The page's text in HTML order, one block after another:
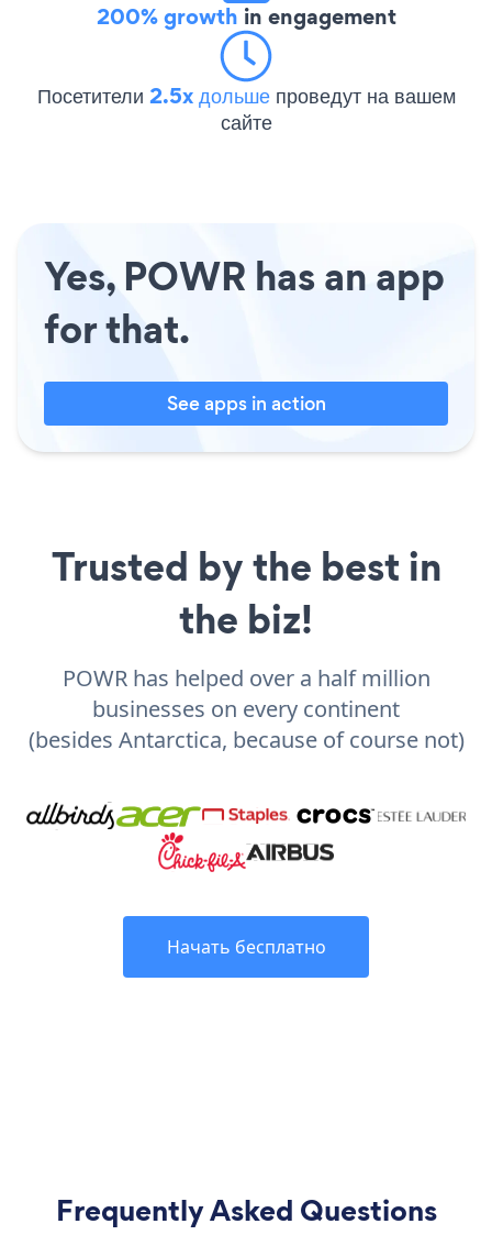
200% growth in engagement
Посетители 2.5x дольше проведут на вашем
сайте
Yes, POWR has an app
for that.
See apps in action
Trusted by the best in
the biz!
POWR has helped over a half million
businesses on every continent
(besides Antarctica, because of course not)
Начать бесплатно
Frequently Asked Questions